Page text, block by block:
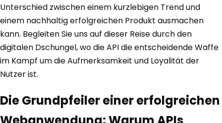
Unterschied zwischen einem kurzlebigen Trend und
einem nachhaltig erfolgreichen Produkt ausmachen
kann. Begleiten Sie uns auf dieser Reise durch den
digitalen Dschungel, wo die API die entscheidende Waffe
im Kampf um die Aufmerksamkeit und Loyalität der
Nutzer ist.
Die Grundpfeiler einer erfolgreichen